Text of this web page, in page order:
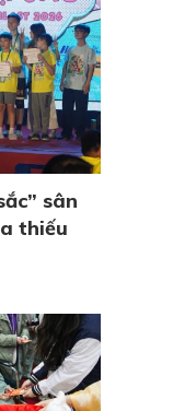
sân
thiếu